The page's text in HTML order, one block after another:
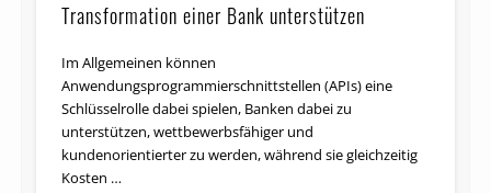
Transformation einer Bank unterstützen
Im Allgemeinen können
Anwendungsprogrammierschnittstellen (APIs) eine
Schlüsselrolle dabei spielen, Banken dabei zu
unterstützen, wettbewerbsfähiger und
kundenorientierter zu werden, während sie gleichzeitig
Kosten …